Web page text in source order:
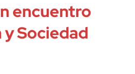
encuentro
Sociedad